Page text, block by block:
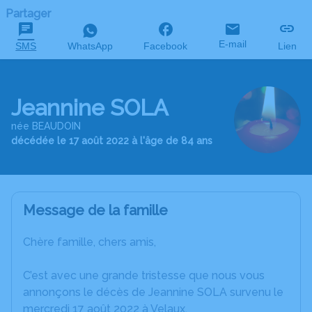
Partager
SMS WhatsApp Facebook E-mail Lien
Jeannine SOLA
née BEAUDOIN
décédée le 17 août 2022 à l'âge de 84 ans
Message de la famille
Chère famille, chers amis,
C’est avec une grande tristesse que nous vous
annonçons le décès de Jeannine SOLA survenu le
mercredi 17 août 2022 à Velaux.